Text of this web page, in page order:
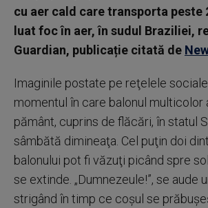
cu aer cald care transporta peste
luat foc în aer, în sudul Braziliei,
Guardian, publicație citată de
Imaginile postate pe reţelele
momentul în care balonul multicolor
pământ, cuprins de flăcări, în statul
sâmbătă dimineaţa. Cel puţin doi
balonului pot fi văzuţi picând spre
se extinde. „Dumnezeule!”, se aude
strigând în timp ce coşul se